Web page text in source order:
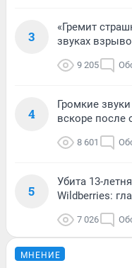
3
«Гремит
звуках
9 205
4
Громкие
вскоре после
8 601
5
Убита 13-
Wildberries:
7 026
МНЕНИЕ